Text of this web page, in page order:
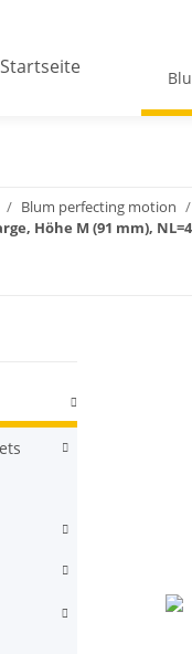
Blum perfecting motion
Höhe M (91 mm),